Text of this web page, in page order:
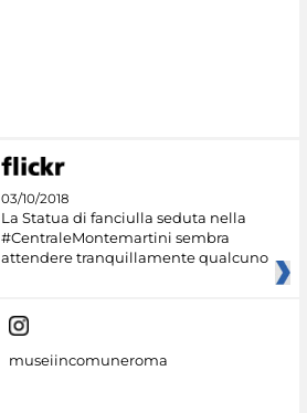
03/10/2018
La Statua di fanciulla seduta nella
#CentraleMontemartini sembra
attendere tranquillamente qualcuno
museiincomuneroma